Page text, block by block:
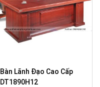
Bàn Lãnh Đạo Cao Cấp
DT1890H12